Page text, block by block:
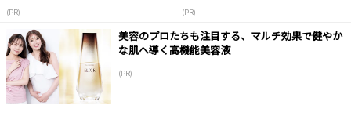
(PR) (PR)
美容のプロたちも注目する、マルチ効果で健やか
な肌へ導く高機能美容液
(PR)